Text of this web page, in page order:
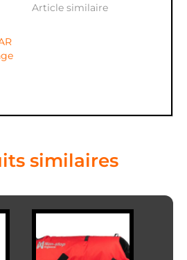
Article similaire
similaires